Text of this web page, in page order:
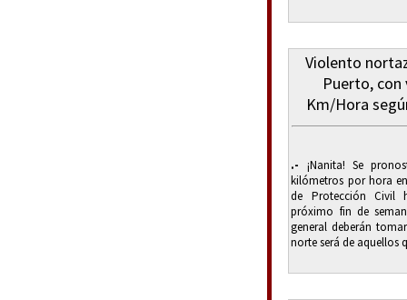
Violento
Puerto, con
Km/Hora
.- ¡Nanita! Se
kilómetros por hora
de Protección Civil
próximo fin de
general deberán
norte será de aquellos